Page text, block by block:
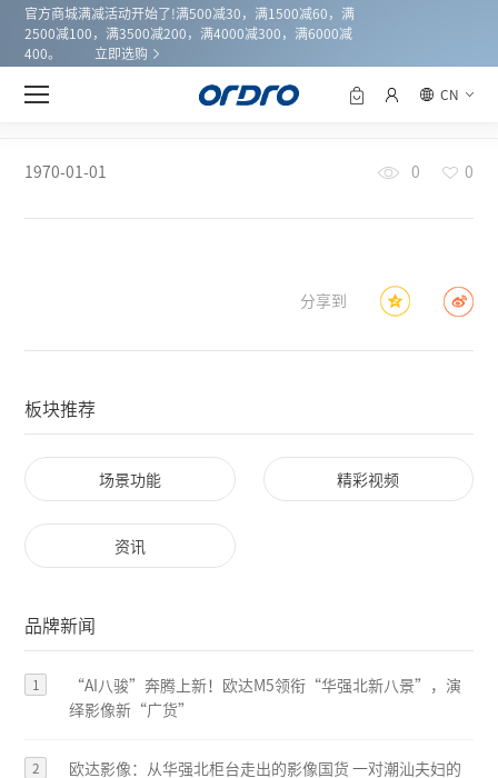
官方商城满减活动开始了!满500减30，满1500减60，满
2500减100，满3500减200，满4000减300，满6000减
400。
立即选购
CN
首页
1970-01-01 0 0
分享到
板块推荐
场景功能 精彩视频
资讯
品牌新闻
1
“AI八骏”奔腾上新！欧达M5领衔“华强北新八景”，演
绎影像新“广货”
2
欧达影像：从华强北柜台走出的影像国货 一对潮汕夫妇的